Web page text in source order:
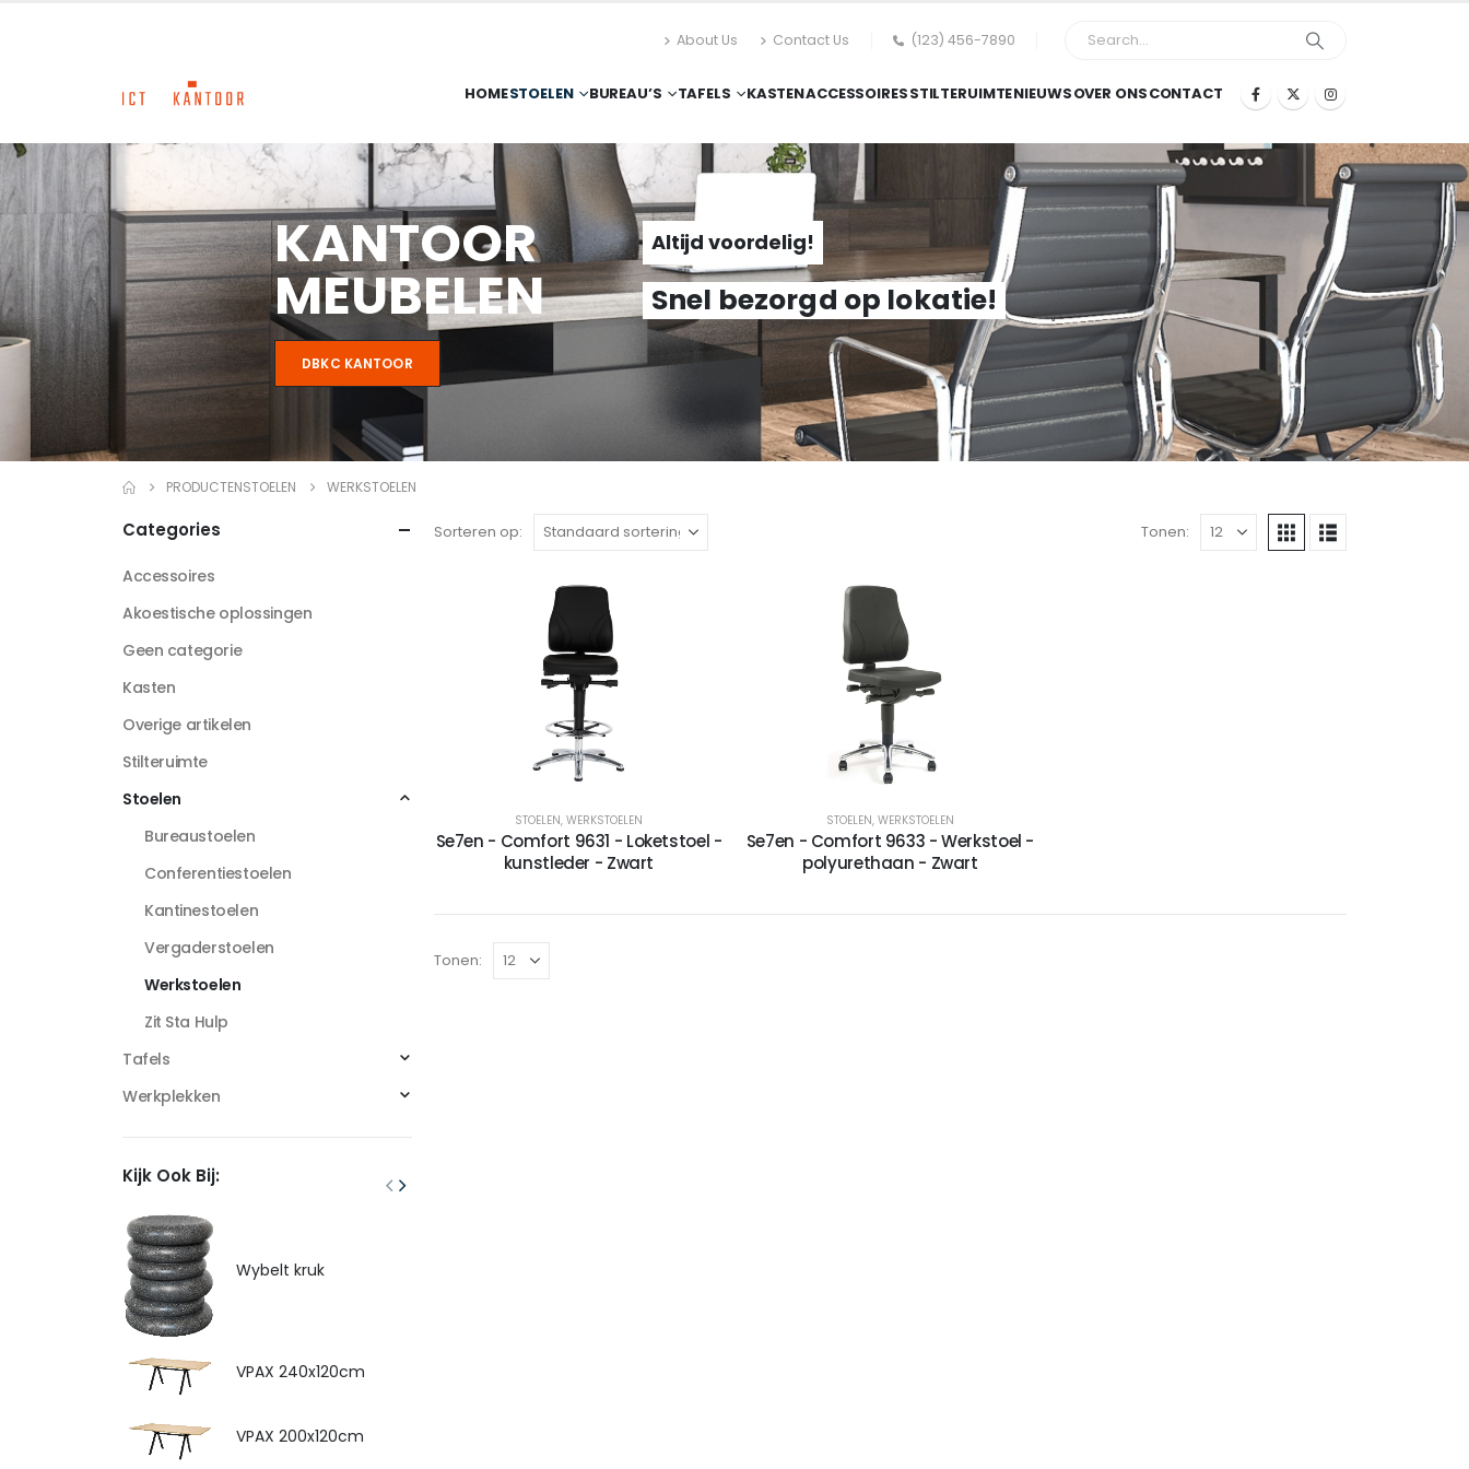
About Us Contact Us (123) 456-7890
HOMESTOELEN BUREAU’S TAFELS KASTENACCESSOIRESSTILTERUIMTENIEUWSOVER ONSCONTACT
KANTOOR
MEUBELEN
DBKC KANTOOR
Altijd voordelig!
Snel bezorgd op lokatie!
PRODUCTENSTOELEN WERKSTOELEN
Sorteren op: Tonen:
STOELEN, WERKSTOELEN
Se7en - Comfort 9631 - Loketstoel -
kunstleder - Zwart
STOELEN, WERKSTOELEN
Se7en - Comfort 9633 - Werkstoel -
polyurethaan - Zwart
Tonen:
Categories
Accessoires
Akoestische oplossingen
Geen categorie
Kasten
Overige artikelen
Stilteruimte
Stoelen
Bureaustoelen
Conferentiestoelen
Kantinestoelen
Vergaderstoelen
Werkstoelen
Zit Sta Hulp
Tafels
Werkplekken
Kijk Ook Bij:
Wybelt kruk
VPAX 240x120cm
VPAX 200x120cm